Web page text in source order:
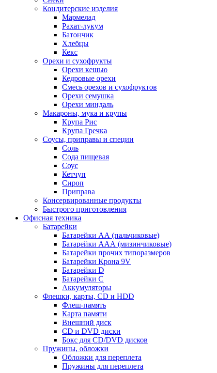
Кондитерские изделия
Мармелад
Рахат-лукум
Батончик
Хлебцы
Кекс
Орехи и сухофрукты
Орехи кешью
Кедровые орехи
Смесь орехов и сухофруктов
Орехи семушка
Орехи миндаль
Макароны, мука и крупы
Крупа Рис
Крупа Гречка
Соусы, приправы и специи
Соль
Сода пищевая
Соус
Кетчуп
Сироп
Приправа
Консервированные продукты
Быстрого приготовления
Офисная техника
Батарейки
Батарейки АА (пальчиковые)
Батарейки ААА (мизинчиковые)
Батарейки прочих типоразмеров
Батарейки Крона 9V
Батарейки D
Батарейки С
Аккумуляторы
Флешки, карты, CD и HDD
Флеш-память
Карта памяти
Внешний диск
CD и DVD диски
Бокс для CD/DVD дисков
Пружины, обложки
Обложки для переплета
Пружины для переплета